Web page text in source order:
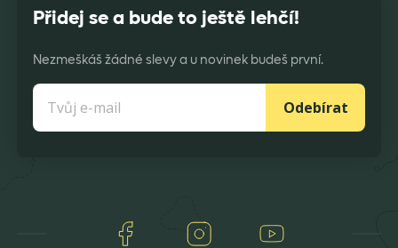
Přidej se a bude to ještě lehčí!
Nezmeškáš žádné slevy a u novinek budeš první.
Odebírat
Facebook Instagram